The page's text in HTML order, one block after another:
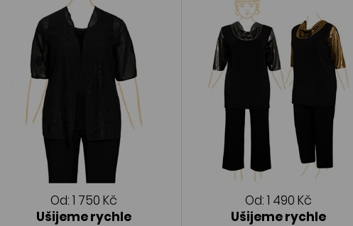
Od:1 750 Kč
Ušijeme rychle
Od:1 490 Kč
Ušijeme rychle